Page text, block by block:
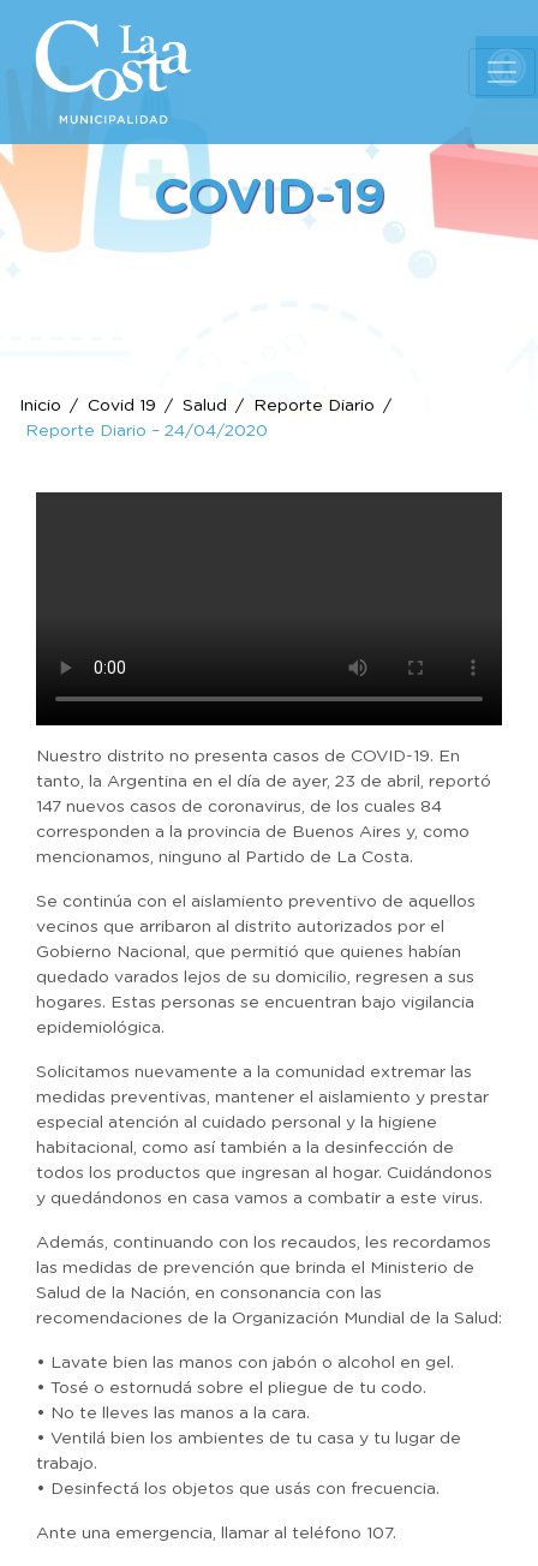
COVID-19
Inicio Covid 19 Salud
Reporte Diario
Reporte Diario – 24/04/2020
Nuestro distrito no presenta casos de COVID-19. En
tanto, la Argentina en el día de ayer, 23 de abril, reportó
147 nuevos casos de coronavirus, de los cuales 84
corresponden a la provincia de Buenos Aires y, como
mencionamos, ninguno al Partido de La Costa.
Se continúa con el aislamiento preventivo de aquellos
vecinos que arribaron al distrito autorizados por el
Gobierno Nacional, que permitió que quienes habían
quedado varados lejos de su domicilio, regresen a sus
hogares. Estas personas se encuentran bajo vigilancia
epidemiológica.
Solicitamos nuevamente a la comunidad extremar las
medidas preventivas, mantener el aislamiento y prestar
especial atención al cuidado personal y la higiene
habitacional, como así también a la desinfección de
todos los productos que ingresan al hogar. Cuidándonos
y quedándonos en casa vamos a combatir a este virus.
Además, continuando con los recaudos, les recordamos
las medidas de prevención que brinda el Ministerio de
Salud de la Nación, en consonancia con las
recomendaciones de la Organización Mundial de la Salud:
• Lavate bien las manos con jabón o alcohol en gel.
• Tosé o estornudá sobre el pliegue de tu codo.
• No te lleves las manos a la cara.
• Ventilá bien los ambientes de tu casa y tu lugar de
trabajo.
• Desinfectá los objetos que usás con frecuencia.
Ante una emergencia, llamar al teléfono 107.